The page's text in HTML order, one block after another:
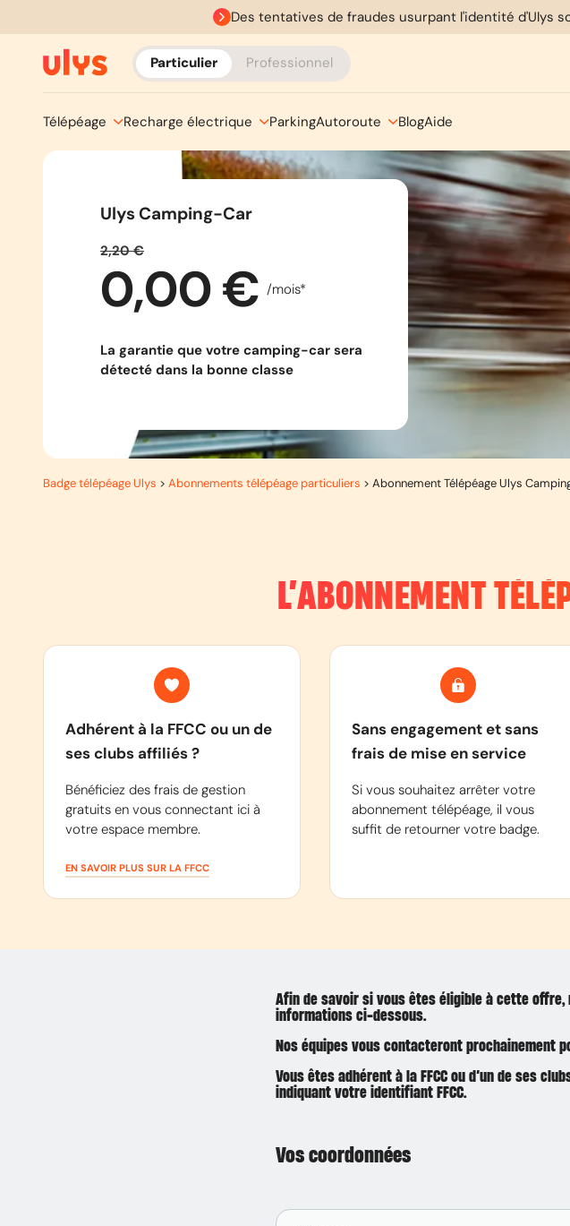
Des tentatives de fraudes usurpant l'identité d'Ulys
Particulier Professionnel
Télépéage Recharge électrique ParkingAutoroute BlogAide
Ulys Camping-Car
2,20 €
0,00 € /mois*
La garantie que votre camping-car sera
détecté dans la bonne classe
Badge télépéage Ulys > Abonnements télépéage particuliers > Abonnement Télépéage Ulys
L’ABONNEMENT
Adhérent à la FFCC ou un de
ses clubs affiliés ?
Bénéficiez des frais de gestion
gratuits en vous connectant ici à
votre espace membre.
EN SAVOIR PLUS SUR LA FFCC
Sans engagement et sans
frais de mise en service
Si vous souhaitez arrêter votre
abonnement télépéage, il vous
suffit de retourner votre badge.
Afin de savoir si vous êtes éligible à cette offre,
informations ci-dessous.
Nos équipes vous contacteront prochainement
Vous êtes adhérent à la FFCC ou d’un de ses
indiquant votre identifiant FFCC.
Vos coordonnées